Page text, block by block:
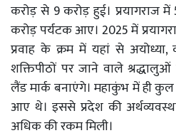
करोड़ से 9 करोड़ हुई। प्रयागराज
करोड़ पर्यटक आए। 2025 में
प्रवाह के क्रम में यहां से अयोध्या,
शक्तिपीठों पर जाने वाले
लैंड मार्क बनाएंगे। महाकुंभ में ही
आए थे। इससे प्रदेश की
अधिक की रकम मिली।